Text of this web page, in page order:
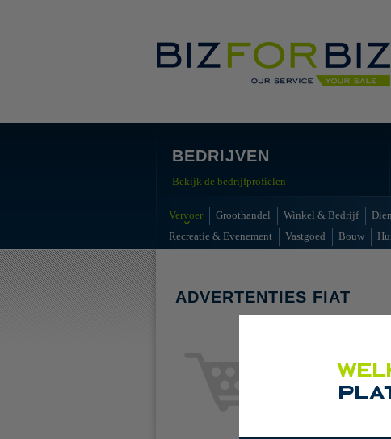
BEDRIJVEN
Bekijk de bedrijfprofielen
Vervoer Groothandel Winkel & Bedrijf
Recreatie & Evenement
Vastgoed Bouw
ADVERTENTIES FIAT
Geen
Plaats de eerste